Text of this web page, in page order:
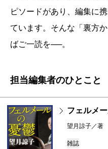
ピソードがあり、編集に
ています。そんな「裏方
ばご一読を──。
担当編集者のひとこと
フェルメ
望月諒子／著
雑誌